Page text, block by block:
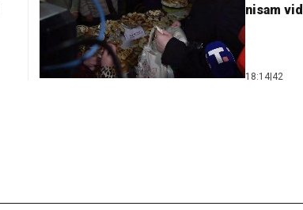
nisam
18:14 42